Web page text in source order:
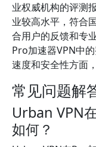
业权威机构的评测
业较高水平，符合
合用户的反馈和专
Pro加速器VPN中
速度和安全性方面
常见问题解
Urban VPN
如何？